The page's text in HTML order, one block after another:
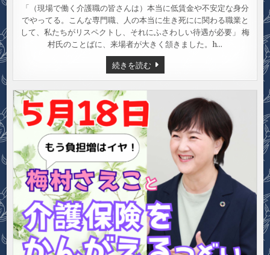
「（現場で働く介護職の皆さんは）本当に低賃金や不安定な身分
でやってる。こんな専門職、人の本当に生き死にに関わる職業と
して、私たちがリスペクトし、それにふさわしい待遇が必要」 梅
村氏のことばに、来場者が大きく頷きました。h…
続きを読む介
護
保
題！
が
す
る
ど
く
指
摘